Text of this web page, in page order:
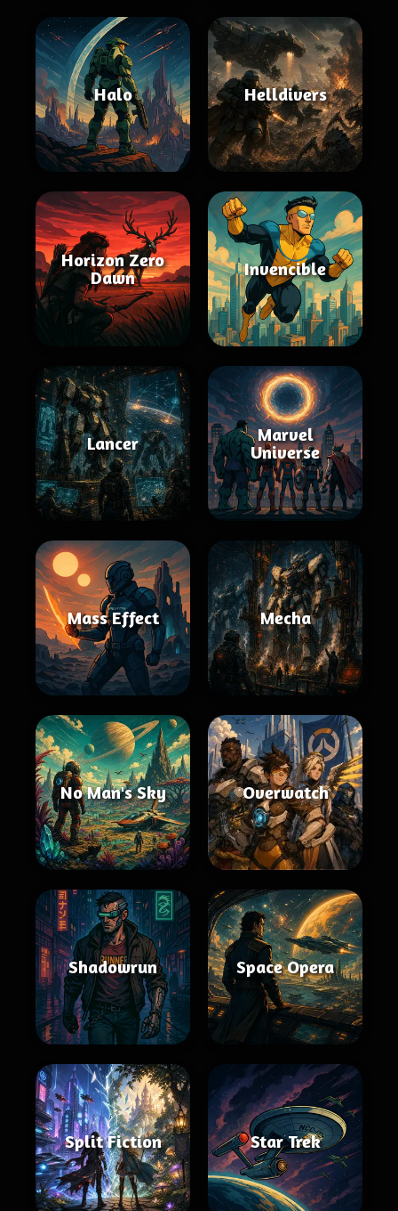
Halo Helldivers
Horizon Zero
Dawn
Invencible
Lancer
Marvel
Universe
Mass Effect Mecha
No Man's Sky Overwatch
Shadowrun Space Opera
Split Fiction Star Trek